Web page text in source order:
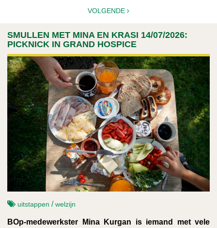
VOLGENDE
SMULLEN MET MINA EN KRASI 14/07/2026:
PICKNICK IN GRAND HOSPICE
uitstappen / welzijn
BOp-medewerkster Mina Kurgan is iemand met vele